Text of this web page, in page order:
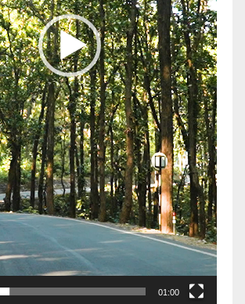
01:00